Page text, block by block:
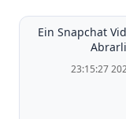
Ein Snapchat